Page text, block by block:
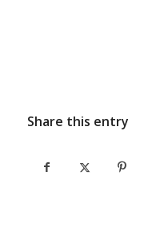
Share this entry